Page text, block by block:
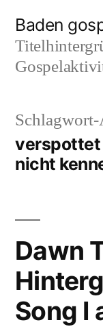
Inhalt
springen
Baden
verspottet
nicht
Dawn
Song I